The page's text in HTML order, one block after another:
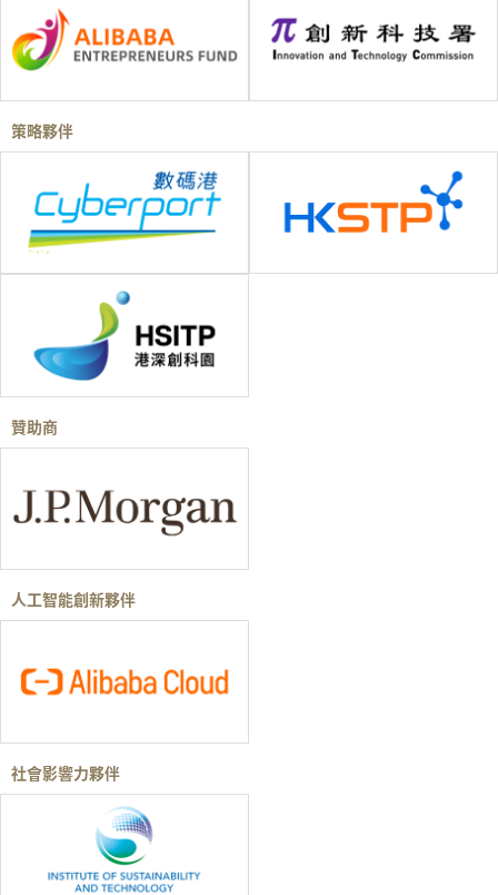
策略夥伴
贊助商
人工智能創新夥伴
社會影響力夥伴